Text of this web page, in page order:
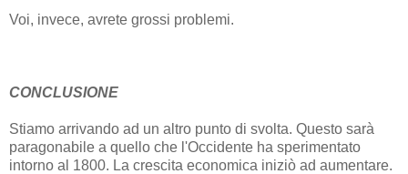
Voi, invece, avrete grossi problemi.
CONCLUSIONE
Stiamo arrivando ad un altro punto di svolta. Questo sarà
paragonabile a quello che l'Occidente ha sperimentato
intorno al 1800. La crescita economica iniziò ad aumentare.